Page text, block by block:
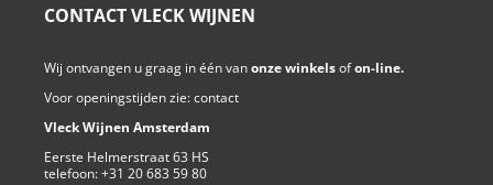
CONTACT VLECK WIJNEN
Wij ontvangen u graag in één vanonze winkelsofon-line.
Voor openingstijden zie:contact
Vleck Wijnen Amsterdam
Eerste Helmerstraat 63 HS
telefoon:+31 20 683 59 80